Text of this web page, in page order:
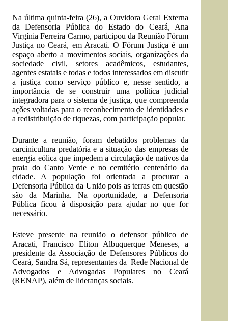
Na última quinta-feira (26), a Ouvidora Geral Externa
da Defensoria Pública do Estado do Ceará, Ana
Virgínia Ferreira Carmo, participou da Reunião Fórum
Justiça no Ceará, em Aracati. O Fórum Justiça é um
espaço aberto a movimentos sociais, organizações da
sociedade civil, setores acadêmicos, estudantes,
agentes estatais e todas e todos interessados em discutir
a justiça como serviço público e, nesse sentido, a
importância de se construir uma política judicial
integradora para o sistema de justiça, que compreenda
ações voltadas para o reconhecimento de identidades e
a redistribuição de riquezas, com participação popular.
Durante a reunião, foram debatidos problemas da
carcinicultura predatória e a situação das empresas de
energia eólica que impedem a circulação de nativos da
praia do Canto Verde e no cemitério centenário da
cidade. A população foi orientada a procurar a
Defensoria Pública da União pois as terras em questão
são da Marinha. Na oportunidade, a Defensoria
Pública ficou à disposição para ajudar no que for
necessário.
Esteve presente na reunião o defensor público de
Aracati, Francisco Eliton Albuquerque Meneses, a
presidente da Associação de Defensores Públicos do
Ceará, Sandra Sá, representantes da Rede Nacional de
Advogados e Advogadas Populares no Ceará
(RENAP), além de lideranças sociais.